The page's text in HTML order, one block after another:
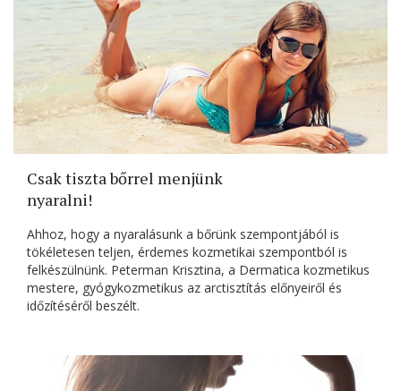
Csak tiszta bőrrel menjünk
nyaralni!
Ahhoz, hogy a nyaralásunk a bőrünk szempontjából is
tökéletesen teljen, érdemes kozmetikai szempontból is
felkészülnünk. Peterman Krisztina, a Dermatica kozmetikus
mestere, gyógykozmetikus az arctisztítás előnyeiről és
időzítéséről beszélt.